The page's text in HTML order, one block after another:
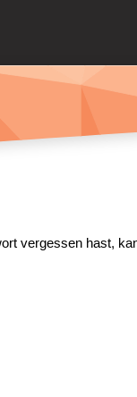
vergessen hast,